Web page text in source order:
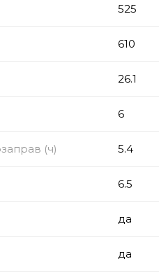
525
610
26.1
6
(ч) 5.4
6.5
да
да